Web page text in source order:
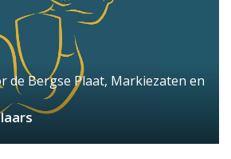
de Bergse Plaat, Markiezaten en